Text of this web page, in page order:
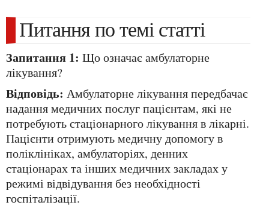
Питання по темі статті
Запитання 1: Що означає амбулаторне
лікування?
Відповідь: Амбулаторне лікування передбачає
надання медичних послуг пацієнтам, які не
потребують стаціонарного лікування в лікарні.
Пацієнти отримують медичну допомогу в
поліклініках, амбулаторіях, денних
стаціонарах та інших медичних закладах у
режимі відвідування без необхідності
госпіталізації.